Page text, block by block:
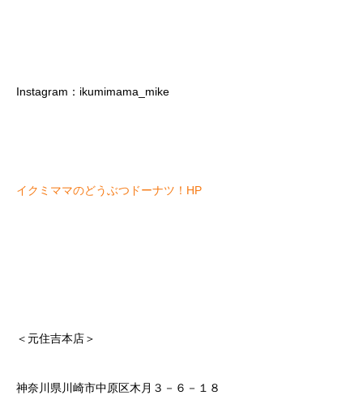
Instagram：ikumimama_mike
イクミママのどうぶつドーナツ！HP
＜元住吉本店＞
神奈川県川崎市中原区木月３－６－１８